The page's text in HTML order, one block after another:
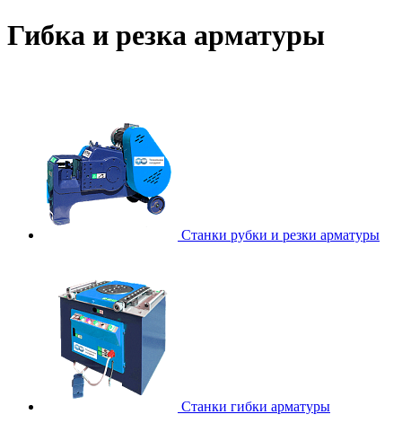
Гибка и резка арматуры
Станки рубки и резки арматуры
Станки гибки арматуры